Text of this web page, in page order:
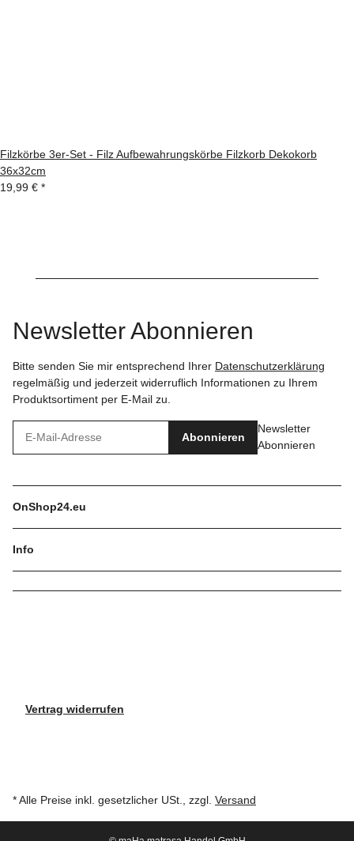
Filzkörbe 3er-Set - Filz Aufbewahrungskörbe Filzkorb Dekokorb
36x32cm
19,99 € *
Newsletter Abonnieren
Bitte senden Sie mir entsprechend Ihrer Datenschutzerklärung
regelmäßig und jederzeit widerruflich Informationen zu Ihrem
Produktsortiment per E-Mail zu.
Abonnieren
Newsletter
Abonnieren
OnShop24.eu
Info
Vertrag widerrufen
* Alle Preise inkl. gesetzlicher USt., zzgl. Versand